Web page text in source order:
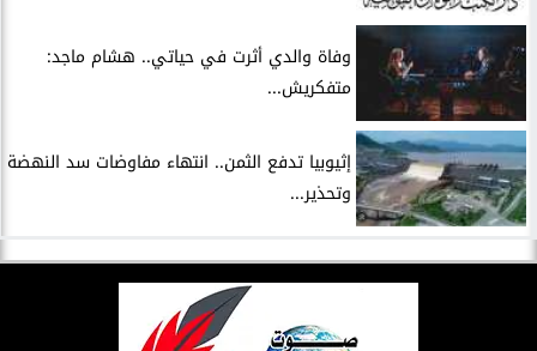
وفاة والدي أثرت في حياتي.. هشام ماجد:
متفكريش...
إثيوبيا تدفع الثمن.. انتهاء مفاوضات سد النهضة
وتحذير...